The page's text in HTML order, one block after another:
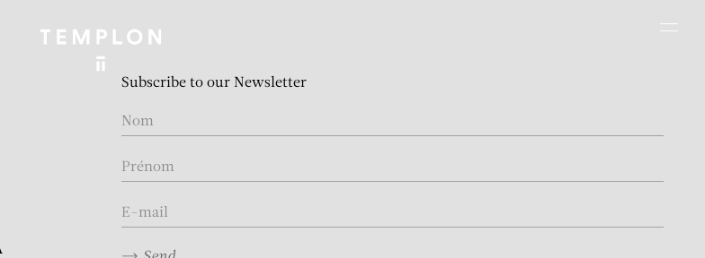
Subscribe to our Newsletter